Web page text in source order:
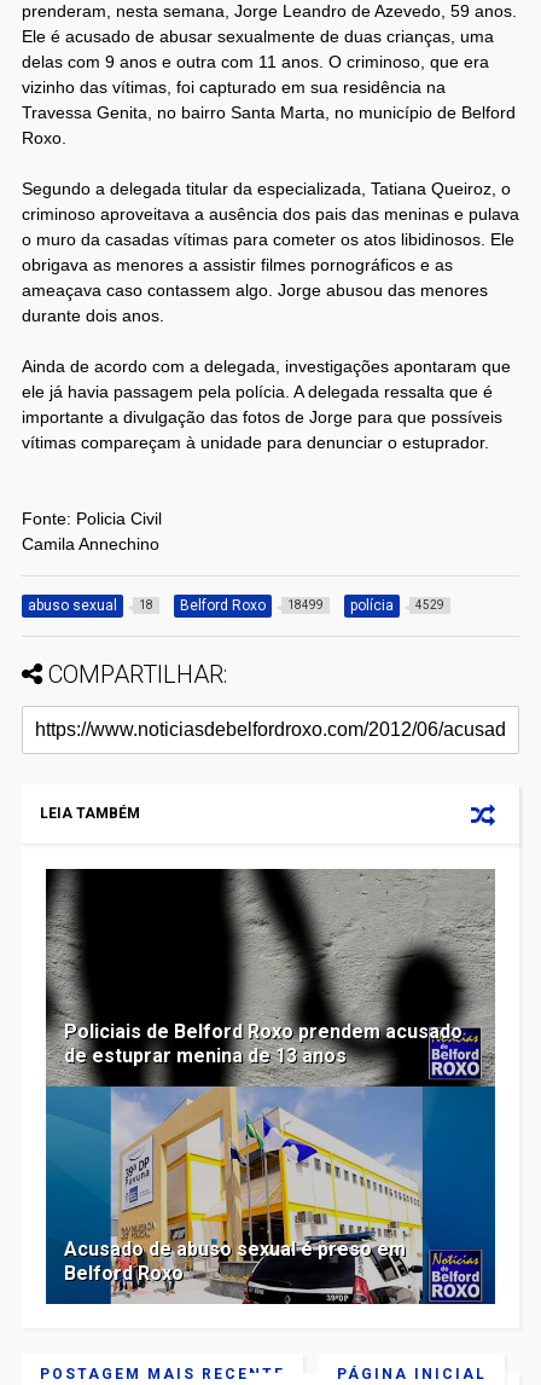
prenderam, nesta semana, Jorge Leandro de Azevedo, 59 anos.
Ele é acusado de abusar sexualmente de duas crianças, uma
delas com 9 anos e outra com 11 anos. O criminoso, que era
vizinho das vítimas, foi capturado em sua residência na
Travessa Genita, no bairro Santa Marta, no município de Belford
Roxo.
Segundo a delegada titular da especializada, Tatiana Queiroz, o
criminoso aproveitava a ausência dos pais das meninas e pulava
o muro da casadas vítimas para cometer os atos libidinosos. Ele
obrigava as menores a assistir filmes pornográficos e as
ameaçava caso contassem algo. Jorge abusou das menores
durante dois anos.
Ainda de acordo com a delegada, investigações apontaram que
ele já havia passagem pela polícia. A delegada ressalta que é
importante a divulgação das fotos de Jorge para que possíveis
vítimas compareçam à unidade para denunciar o estuprador.
Fonte: Policia Civil
Camila Annechino
abuso sexual 18 Belford Roxo 18499 polícia 4529
COMPARTILHAR:
LEIA TAMBÉM
Policiais de Belford Roxo prendem acusado
de estuprar menina de 13 anos
Acusado de abuso sexual é preso em
Belford Roxo
POSTAGEM MAIS RECENTE PÁGINA INICIAL